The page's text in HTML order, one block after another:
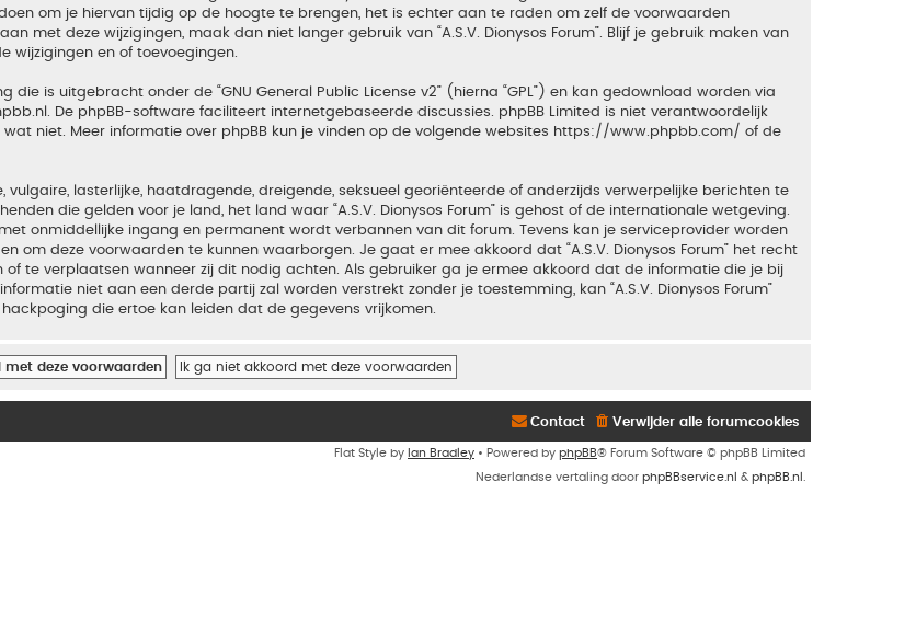
om je hiervan tijdig op de hoogte te brengen, het is echter aan te raden om zelf de voorwaarden
met deze wijzigingen, maak dan niet langer gebruik van “A.S.V. Dionysos Forum”. Blijf je gebruik maken van
wijzigingen en of toevoegingen.
die is uitgebracht onder de “GNU General Public License v2” (hierna “GPL”) en kan gedownload worden via
. De phpBB-software faciliteert internetgebaseerde discussies. phpBB Limited is niet verantwoordelijk
niet. Meer informatie over phpBB kun je vinden op de volgende websites https://www.phpbb.com/ of de
lasterlijke, haatdragende, dreigende, seksueel georiënteerde of anderzijds verwerpelijke berichten te
die gelden voor je land, het land waar “A.S.V. Dionysos Forum” is gehost of de internationale wetgeving.
onmiddellijke ingang en permanent wordt verbannen van dit forum. Tevens kan je serviceprovider worden
om deze voorwaarden te kunnen waarborgen. Je gaat er mee akkoord dat “A.S.V. Dionysos Forum” het recht
of te verplaatsen wanneer zij dit nodig achten. Als gebruiker ga je ermee akkoord dat de informatie die je bij
niet aan een derde partij zal worden verstrekt zonder je toestemming, kan “A.S.V. Dionysos Forum”
die ertoe kan leiden dat de gegevens vrijkomen.
Verwijder alle forumcookies
Contact
Flat Style by Ian Bradley • Powered by phpBB® Forum Software © phpBB Limited
Nederlandse vertaling door phpBBservice.nl & phpBB.nl